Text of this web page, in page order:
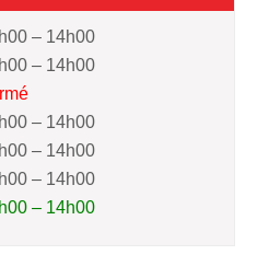
– 14h00
– 14h00
– 14h00
– 14h00
– 14h00
– 14h00